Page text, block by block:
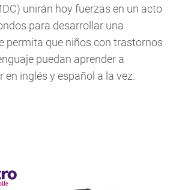
unirán hoy fuerzas en un acto
para desarrollar una
permita que niños con trastornos
puedan aprender a
en inglés y español a la vez.